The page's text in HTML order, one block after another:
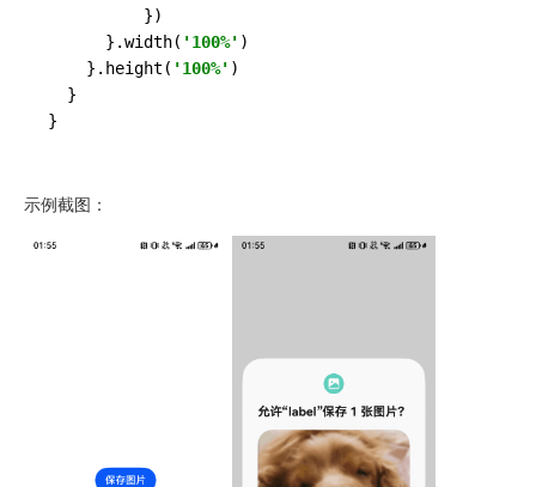
          })
      }.
width( '100%' )
    }.
height ( '100%' )
  }
}
示例截图：